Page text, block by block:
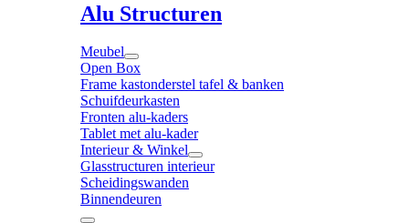
Alu Structuren
Meubel
Open Box
Frame kastonderstel tafel & banken
Schuifdeurkasten
Fronten alu-kaders
Tablet met alu-kader
Interieur & Winkel
Glasstructuren interieur
Scheidingswanden
Binnendeuren